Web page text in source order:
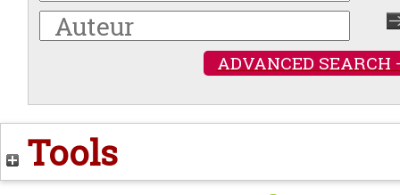
ADVANCED SEARCH
Tools